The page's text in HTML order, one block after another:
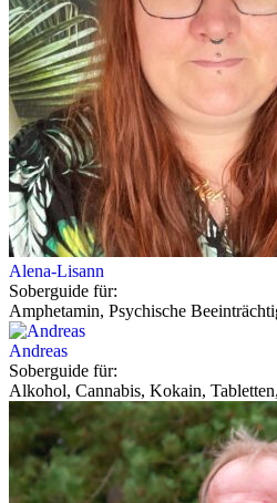
Alena-Lisann
Soberguide für:
Amphetamin, Psychische
Andreas
Soberguide für:
Alkohol, Cannabis, Kokain,